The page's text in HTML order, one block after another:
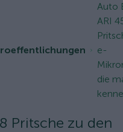
Auto
ARI
e-
die
Pritsche zu den